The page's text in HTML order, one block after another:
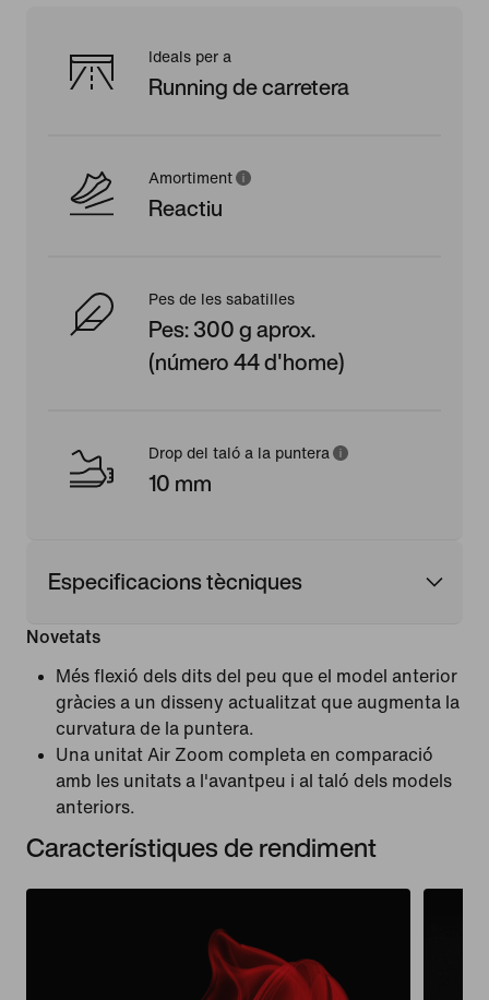
Ideals per a
Running de carretera
Amortiment
Reactiu
Pes de les sabatilles
Pes: 300 g aprox.
(número 44 d'home)
Drop del taló a la puntera
10 mm
Especificacions tècniques
Novetats
Més flexió dels dits del peu que el model anterior
gràcies a un disseny actualitzat que augmenta la
curvatura de la puntera.
Una unitat Air Zoom completa en comparació
amb les unitats a l'avantpeu i al taló dels models
anteriors.
Característiques de rendiment